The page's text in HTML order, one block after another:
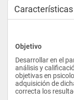
Características
Objetivo
Desarrollar en el
análisis y
objetivas en
adquisición de
correcta los